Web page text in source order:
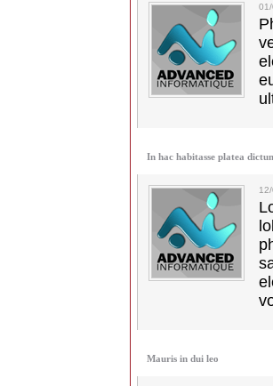
In hac habitasse platea
Mauris in dui leo